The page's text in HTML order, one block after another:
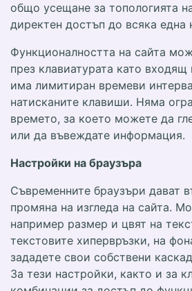
общо усещане за топологията
директен достъп до всяка една
Функционалността на сайта
през клавиатурата като входящ
има лимитиран времеви
натисканите клавиши. Няма
времето, за което можете да
или да въвеждате информация.
Настройки на браузъра
Съвременните браузъри дават
промяна на изгледа на сайта.
например размер и цвят на
текстовите хипервръзки, на
зададете свои собствени
За тези настройки, както и за